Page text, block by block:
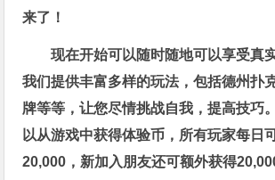
来了！
现在开始可以随时随地可以享受真
我们提供丰富多样的玩法，包括德州扑
牌等等，让您尽情挑战自我，提高技巧
以从游戏中获得体验币，所有玩家每日
20,000，新加入朋友还可额外获得